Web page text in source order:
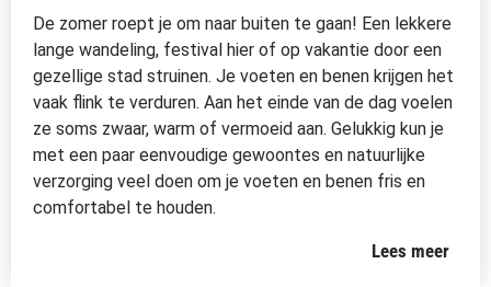
De zomer roept je om naar buiten te gaan! Een lekkere
lange wandeling, festival hier of op vakantie door een
gezellige stad struinen. Je voeten en benen krijgen het
vaak flink te verduren. Aan het einde van de dag voelen
ze soms zwaar, warm of vermoeid aan. Gelukkig kun je
met een paar eenvoudige gewoontes en natuurlijke
verzorging veel doen om je voeten en benen fris en
comfortabel te houden.
Lees meer